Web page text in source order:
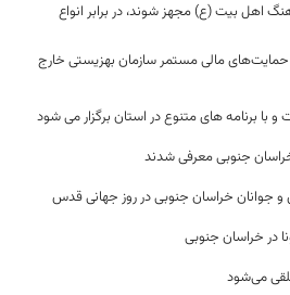
اهل بیت (ع) مجهز شوند، در برابر انواع
حمایت‌های مالی مستمر سازمان بهزیستی خارج
با برنامه های متنوع در استان برگزار می شود
جنوبی معرفی شدند
جوانان خراسان جنوبی در روز جهانی قدس
می‌شود